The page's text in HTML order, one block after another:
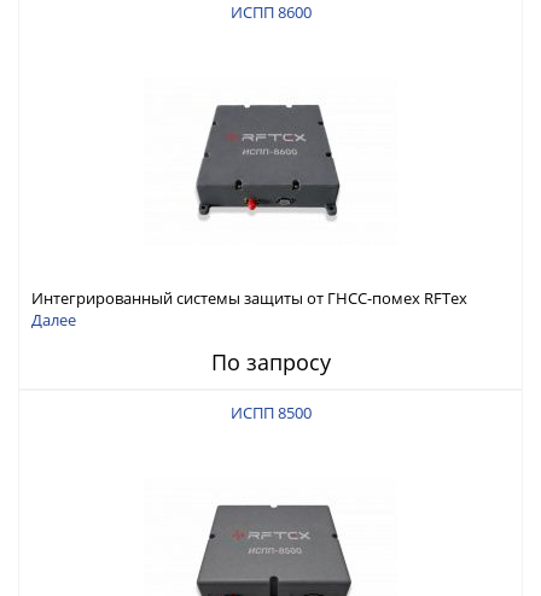
ИСПП 8600
Интегрированный системы защиты от ГНСС-помех RFТех
ИСПП 8600
Далее
По запросу
ИСПП 8500